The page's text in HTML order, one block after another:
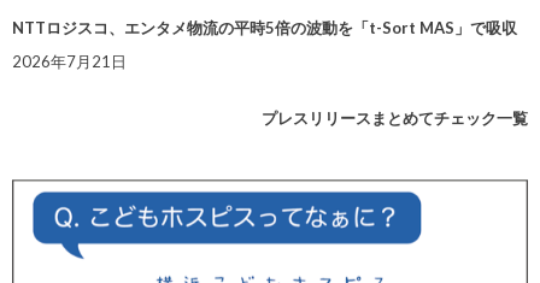
NTTロジスコ、エンタメ物流の平時5倍の波動を「t-Sort MAS」で吸収
2026年7月21日
プレスリリースまとめてチェック一覧